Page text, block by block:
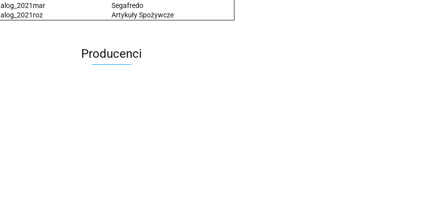
Segafredo
Artykuły Spożywcze
Producenci